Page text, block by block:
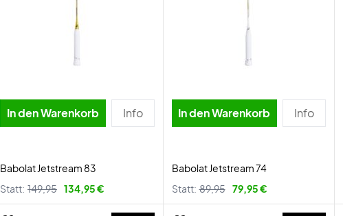
In den Warenkorb Info
Babolat Jetstream 83
Statt: 149,95 134,95 €
In den Warenkorb Info
Babolat Jetstream 74
Statt: 89,95 79,95 €